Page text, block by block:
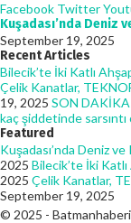
Facebook Twitter
Kuşadası’nda Deniz
September 19, 2025
Recent Articles
Bilecik’te İki Katlı
Çelik Kanatlar,
19, 2025 SON DAKİKA
kaç şiddetinde sarsıntı
Featured
Kuşadası’nda Deniz
2025 Bilecik’te İki Katlı
2025 Çelik Kanatlar,
September 19, 2025
© 2025 -